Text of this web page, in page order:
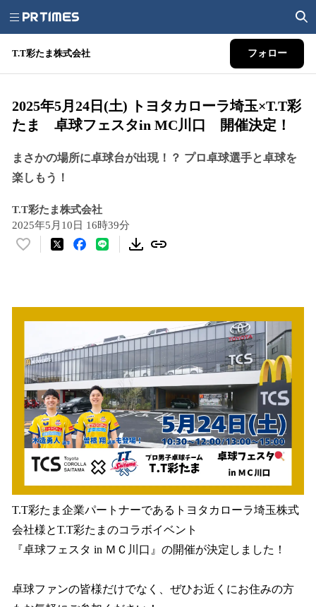
T.T彩たま株式会社 フォロー
2025年5月24日(土) トヨタカローラ埼玉×T.T彩
たま 卓球フェスタin MC川口 開催決定！
まさかの場所に卓球台が出現！？ プロ卓球選手と卓球を
楽しもう！
T.T彩たま株式会社
2025年5月10日 16時39分
い
数
を
み
込
み
中
で
す
T.T彩たま企業パートナーであるトヨタカローラ埼玉株式
会社様とT.T彩たまのコラボイベント
『卓球フェスタ in ＭＣ川口』の開催が決定しました！
卓球ファンの皆様だけでなく、ぜひお近くにお住みの方